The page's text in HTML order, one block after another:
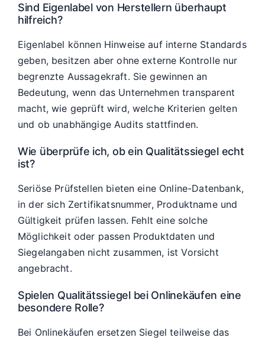
Sind Eigenlabel von Herstellern überhaupt
hilfreich?
Eigenlabel können Hinweise auf interne Standards
geben, besitzen aber ohne externe Kontrolle nur
begrenzte Aussagekraft. Sie gewinnen an
Bedeutung, wenn das Unternehmen transparent
macht, wie geprüft wird, welche Kriterien gelten
und ob unabhängige Audits stattfinden.
Wie überprüfe ich, ob ein Qualitätssiegel echt
ist?
Seriöse Prüfstellen bieten eine Online-Datenbank,
in der sich Zertifikatsnummer, Produktname und
Gültigkeit prüfen lassen. Fehlt eine solche
Möglichkeit oder passen Produktdaten und
Siegelangaben nicht zusammen, ist Vorsicht
angebracht.
Spielen Qualitätssiegel bei Onlinekäufen eine
besondere Rolle?
Bei Onlinekäufen ersetzen Siegel teilweise das